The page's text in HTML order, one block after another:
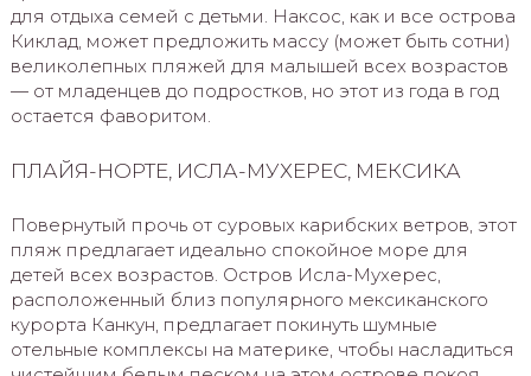
для отдыха семей с детьми. Наксос, как и все острова
Киклад, может предложить массу (может быть сотни)
великолепных пляжей для малышей всех возрастов
— от младенцев до подростков, но этот из года в год
остается фаворитом.
ПЛАЙЯ-НОРТЕ, ИСЛА-МУХЕРЕС, МЕКСИКА
Повернутый прочь от суровых карибских ветров, этот
пляж предлагает идеально спокойное море для
детей всех возрастов. Остров Исла-Мухерес,
расположенный близ популярного мексиканского
курорта Канкун, предлагает покинуть шумные
отельные комплексы на материке, чтобы насладиться